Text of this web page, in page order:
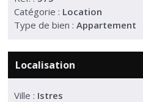
Catégorie : Location
Type de bien : Appartement
Localisation
Ville : Istres